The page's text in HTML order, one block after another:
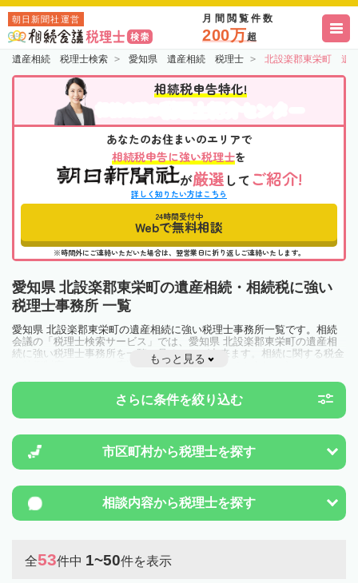
朝日新聞社運営 月間閲覧件数
200万超
遺産相続 税理士検索 愛知県 遺産相続 税理士 北設楽郡東栄町 遺
相続税申告特化!
あなたのお住まいのエリアで
相続税申告に強い税理士を
が厳選 して ご紹介!
詳しく知りたい方はこちら
24時間受付中
Webで無料相談
※時間外にご連絡いただいた場合は、翌営業日に折り返しご連絡いたします。
愛知県 北設楽郡東栄町の遺産相続・相続税に強い
税理士事務所 一覧
愛知県 北設楽郡東栄町の遺産相続に強い税理士事務所一覧です。相続
会議の「税理士検索サービス」では、愛知県 北設楽郡東栄町の遺産相
続に強い税理士事務所を一覧で見ることが出来ます。相続に関する税金
や特例制度のことは一度近隣の税理士に相談してみましょう。
もっと見る
さらに条件を絞り込む
市区町村から税理士を探す
相談内容から税理士を探す
全53件中 1~50件を表示